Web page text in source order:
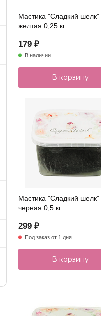
Мастика "Сладкий шелк"
желтая 0,25 кг
179 ₽
В наличии
В корзину
Мастика "Сладкий шелк"
черная 0,5 кг
299 ₽
Под заказ от 1 дня
В корзину